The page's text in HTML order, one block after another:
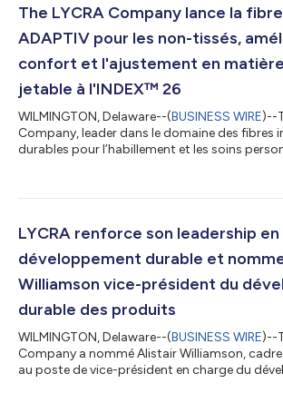
capital durable qui lui permettra de
croissance grâce à des investi...
The LYCRA Company lance la
ADAPTIV pour les non-tissés,
confort et l'ajustement en
jetable à l'INDEX™ 26
WILMINGTON, Delaware--(BUSINESS WIRE)--
Company, leader dans le domaine des fibres
durables pour l’habillement et les soins
du 19 au 22 mai. Cette fibre stretch
vêtements, inaugure désormais une nouvelle
d'ajustement et de performance pour le...
LYCRA renforce son leadership
développement durable et
Williamson vice-président du
durable des produits
WILMINGTON, Delaware--(BUSINESS WIRE)--
Company a nommé Alistair Williamson,
au poste de vice-président en charge du